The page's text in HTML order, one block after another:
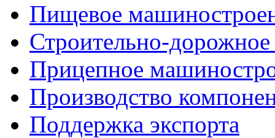
Пищевое
Строительно-
Прицепное
Производство
Поддержка экспорта